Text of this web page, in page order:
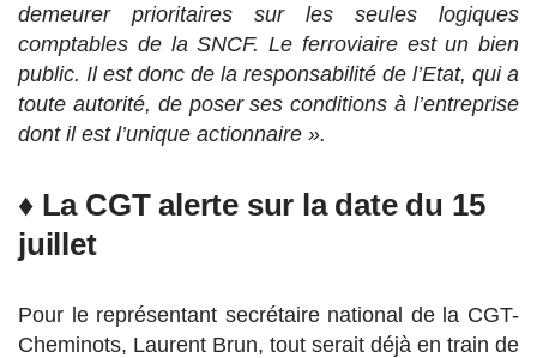
demeurer prioritaires sur les seules logiques
comptables de la SNCF. Le ferroviaire est un bien
public. Il est donc de la responsabilité de l’Etat, qui a
toute autorité, de poser ses conditions à l’entreprise
dont il est l’unique actionnaire ».
♦ La CGT alerte sur la date du 15
juillet
Pour le représentant secrétaire national de la CGT-
Cheminots, Laurent Brun, tout serait déjà en train de